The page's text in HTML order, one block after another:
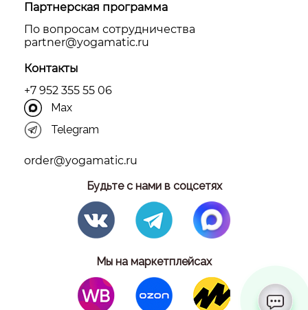
Партнерская программа
По вопросам сотрудничества
partner@yоgamatic.ru
Контакты
+7 952 355 55 06
Max
Telegram
order@yogamatic.ru
Будьте с нами в соцсетях
Мы на маркетплейсах